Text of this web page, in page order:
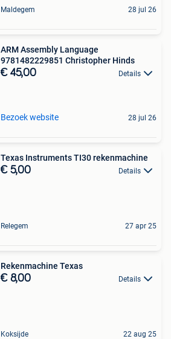
Maldegem 28 jul 26
ARM Assembly Language
9781482229851 Christopher Hinds
€ 45,00 Details
Bezoek website 28 jul 26
Texas Instruments TI30 rekenmachine
€ 5,00 Details
Relegem 27 apr 25
Rekenmachine Texas
€ 8,00 Details
Koksijde 22 aug 25